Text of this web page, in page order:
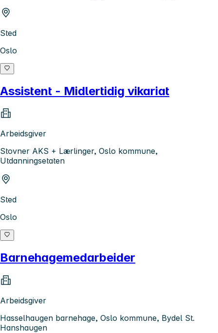
Sted
Oslo
Assistent - Midlertidig vikariat
Arbeidsgiver
Stovner AKS + Lærlinger, Oslo kommune,
Utdanningsetaten
Sted
Oslo
Barnehagemedarbeider
Arbeidsgiver
Hasselhaugen barnehage, Oslo kommune, Bydel St.
Hanshaugen